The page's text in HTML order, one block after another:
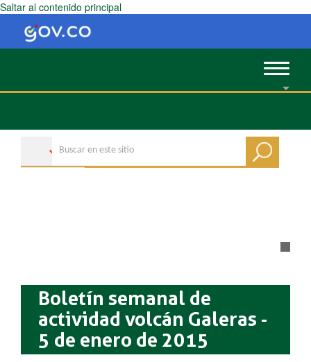
Saltar al contenido principal
Toggle
Boletín semanal de
actividad volcán Galeras -
5 de enero de 2015